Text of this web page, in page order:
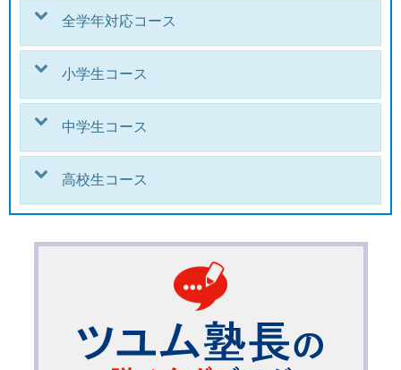
全学年対応コース
小学生コース
中学生コース
高校生コース